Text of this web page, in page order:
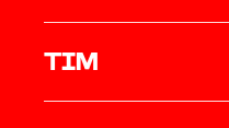
TIM